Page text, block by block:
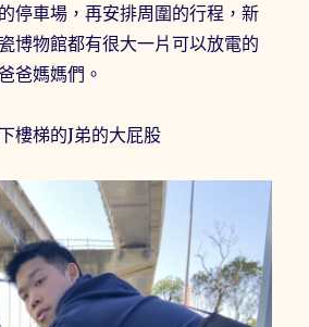
停車場，再安排周圍的行程，新
博物館都有很大一片可以放電的
爸媽媽們。
樓梯的J弟的大屁股